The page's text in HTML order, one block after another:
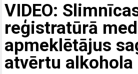
VIDEO:
reģistratūrā
apmeklētājus
atvērtu alkohola